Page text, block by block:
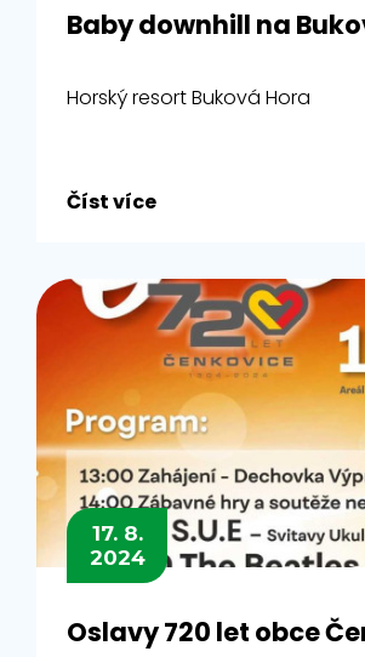
Baby downhill na
Horský resort Buková Hora
Číst více
17. 8.
2024
Oslavy 720 let obce